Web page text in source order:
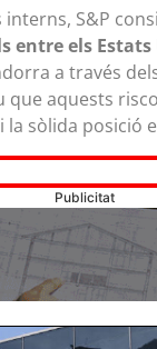
S&P
entre els
a través
que aquests
sòlida posició
Publicitat